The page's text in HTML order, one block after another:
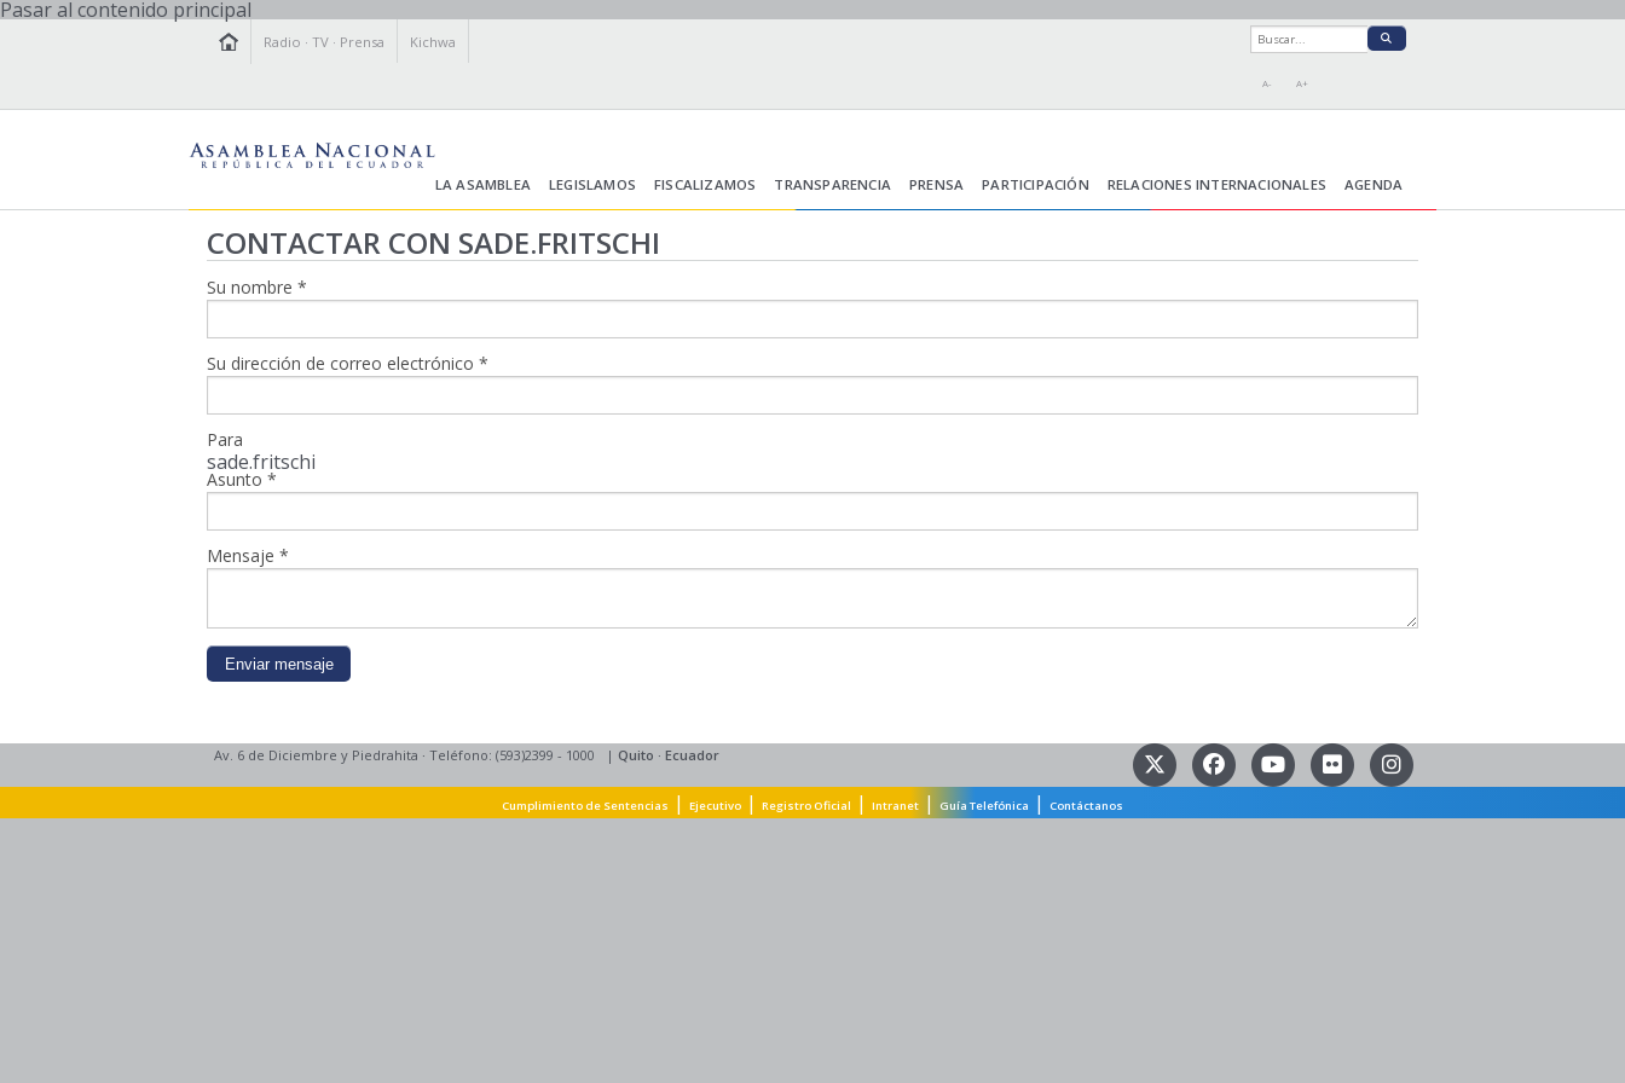
Pasar al contenido principal
Radio ·TV · Prensa Kichwa
A- A+
LA ASAMBLEA LEGISLAMOS FISCALIZAMOS TRANSPARENCIA PRENSA PARTICIPACIÓN RELACIONES INTERNACIONALES AGENDA
CONTACTAR CON SADE.FRITSCHI
Su nombre *
Su dirección de correo electrónico *
Para
sade.fritschi
Asunto *
Mensaje *
Av. 6 de Diciembre y Piedrahita · Teléfono: (593)2399 - 1000 | Quito · Ecuador
Cumplimiento de Sentencias | Ejecutivo | Registro Oficial | Intranet | Guía Telefónica | Contáctanos